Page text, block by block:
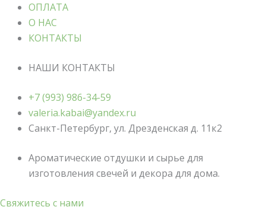
ОПЛАТА
О НАС
КОНТАКТЫ
НАШИ КОНТАКТЫ
+7 (993) 986-34-59
valeria.kabai@yandex.ru
Санкт-Петербург, ул. Дрезденская д. 11к2
Ароматические отдушки и сырье для
изготовления свечей и декора для дома.
Свяжитесь с нами